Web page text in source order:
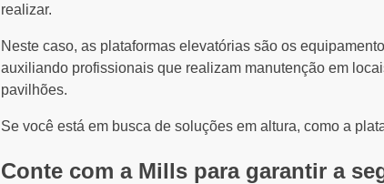
realizar.
Neste caso, as plataformas elevatórias são os
auxiliando profissionais que realizam manutenção em
pavilhões.
Se você está em busca de soluções em altura, como a
Conte com a Mills para garantir a